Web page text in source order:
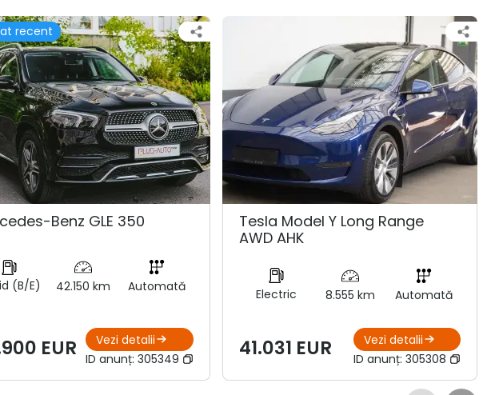
recent
Benz GLE 350
(B/E) 42.150 km Automată
EUR
Vezi detalii
ID anunț:305349
Tesla Model Y Long Range
AWD AHK
Electric 8.555 km Automată
41.031 EUR
Vezi detalii
ID anunț: 305308